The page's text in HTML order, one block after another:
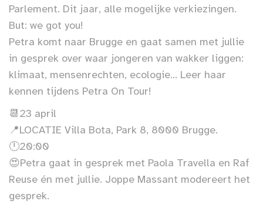
Parlement. Dit jaar, alle mogelijke verkiezingen.
But: we got you!
Petra komt naar Brugge en gaat samen met jullie
in gesprek over waar jongeren van wakker liggen:
klimaat, mensenrechten, ecologie... Leer haar
kennen tijdens Petra On Tour!
📆23 april
📍LOCATIE Villa Bota, Park 8, 8000 Brugge.
🕛20:00
😍Petra gaat in gesprek met Paola Travella en Raf
Reuse én met jullie. Joppe Massant modereert het
gesprek.